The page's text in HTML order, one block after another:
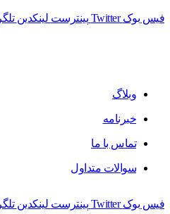
فیس بوک Twitter پینترست لینکدین
وبلاگ
خبرنامه
تماس با ما
سوالات متداول
فیس بوک Twitter پینترست لینکدین